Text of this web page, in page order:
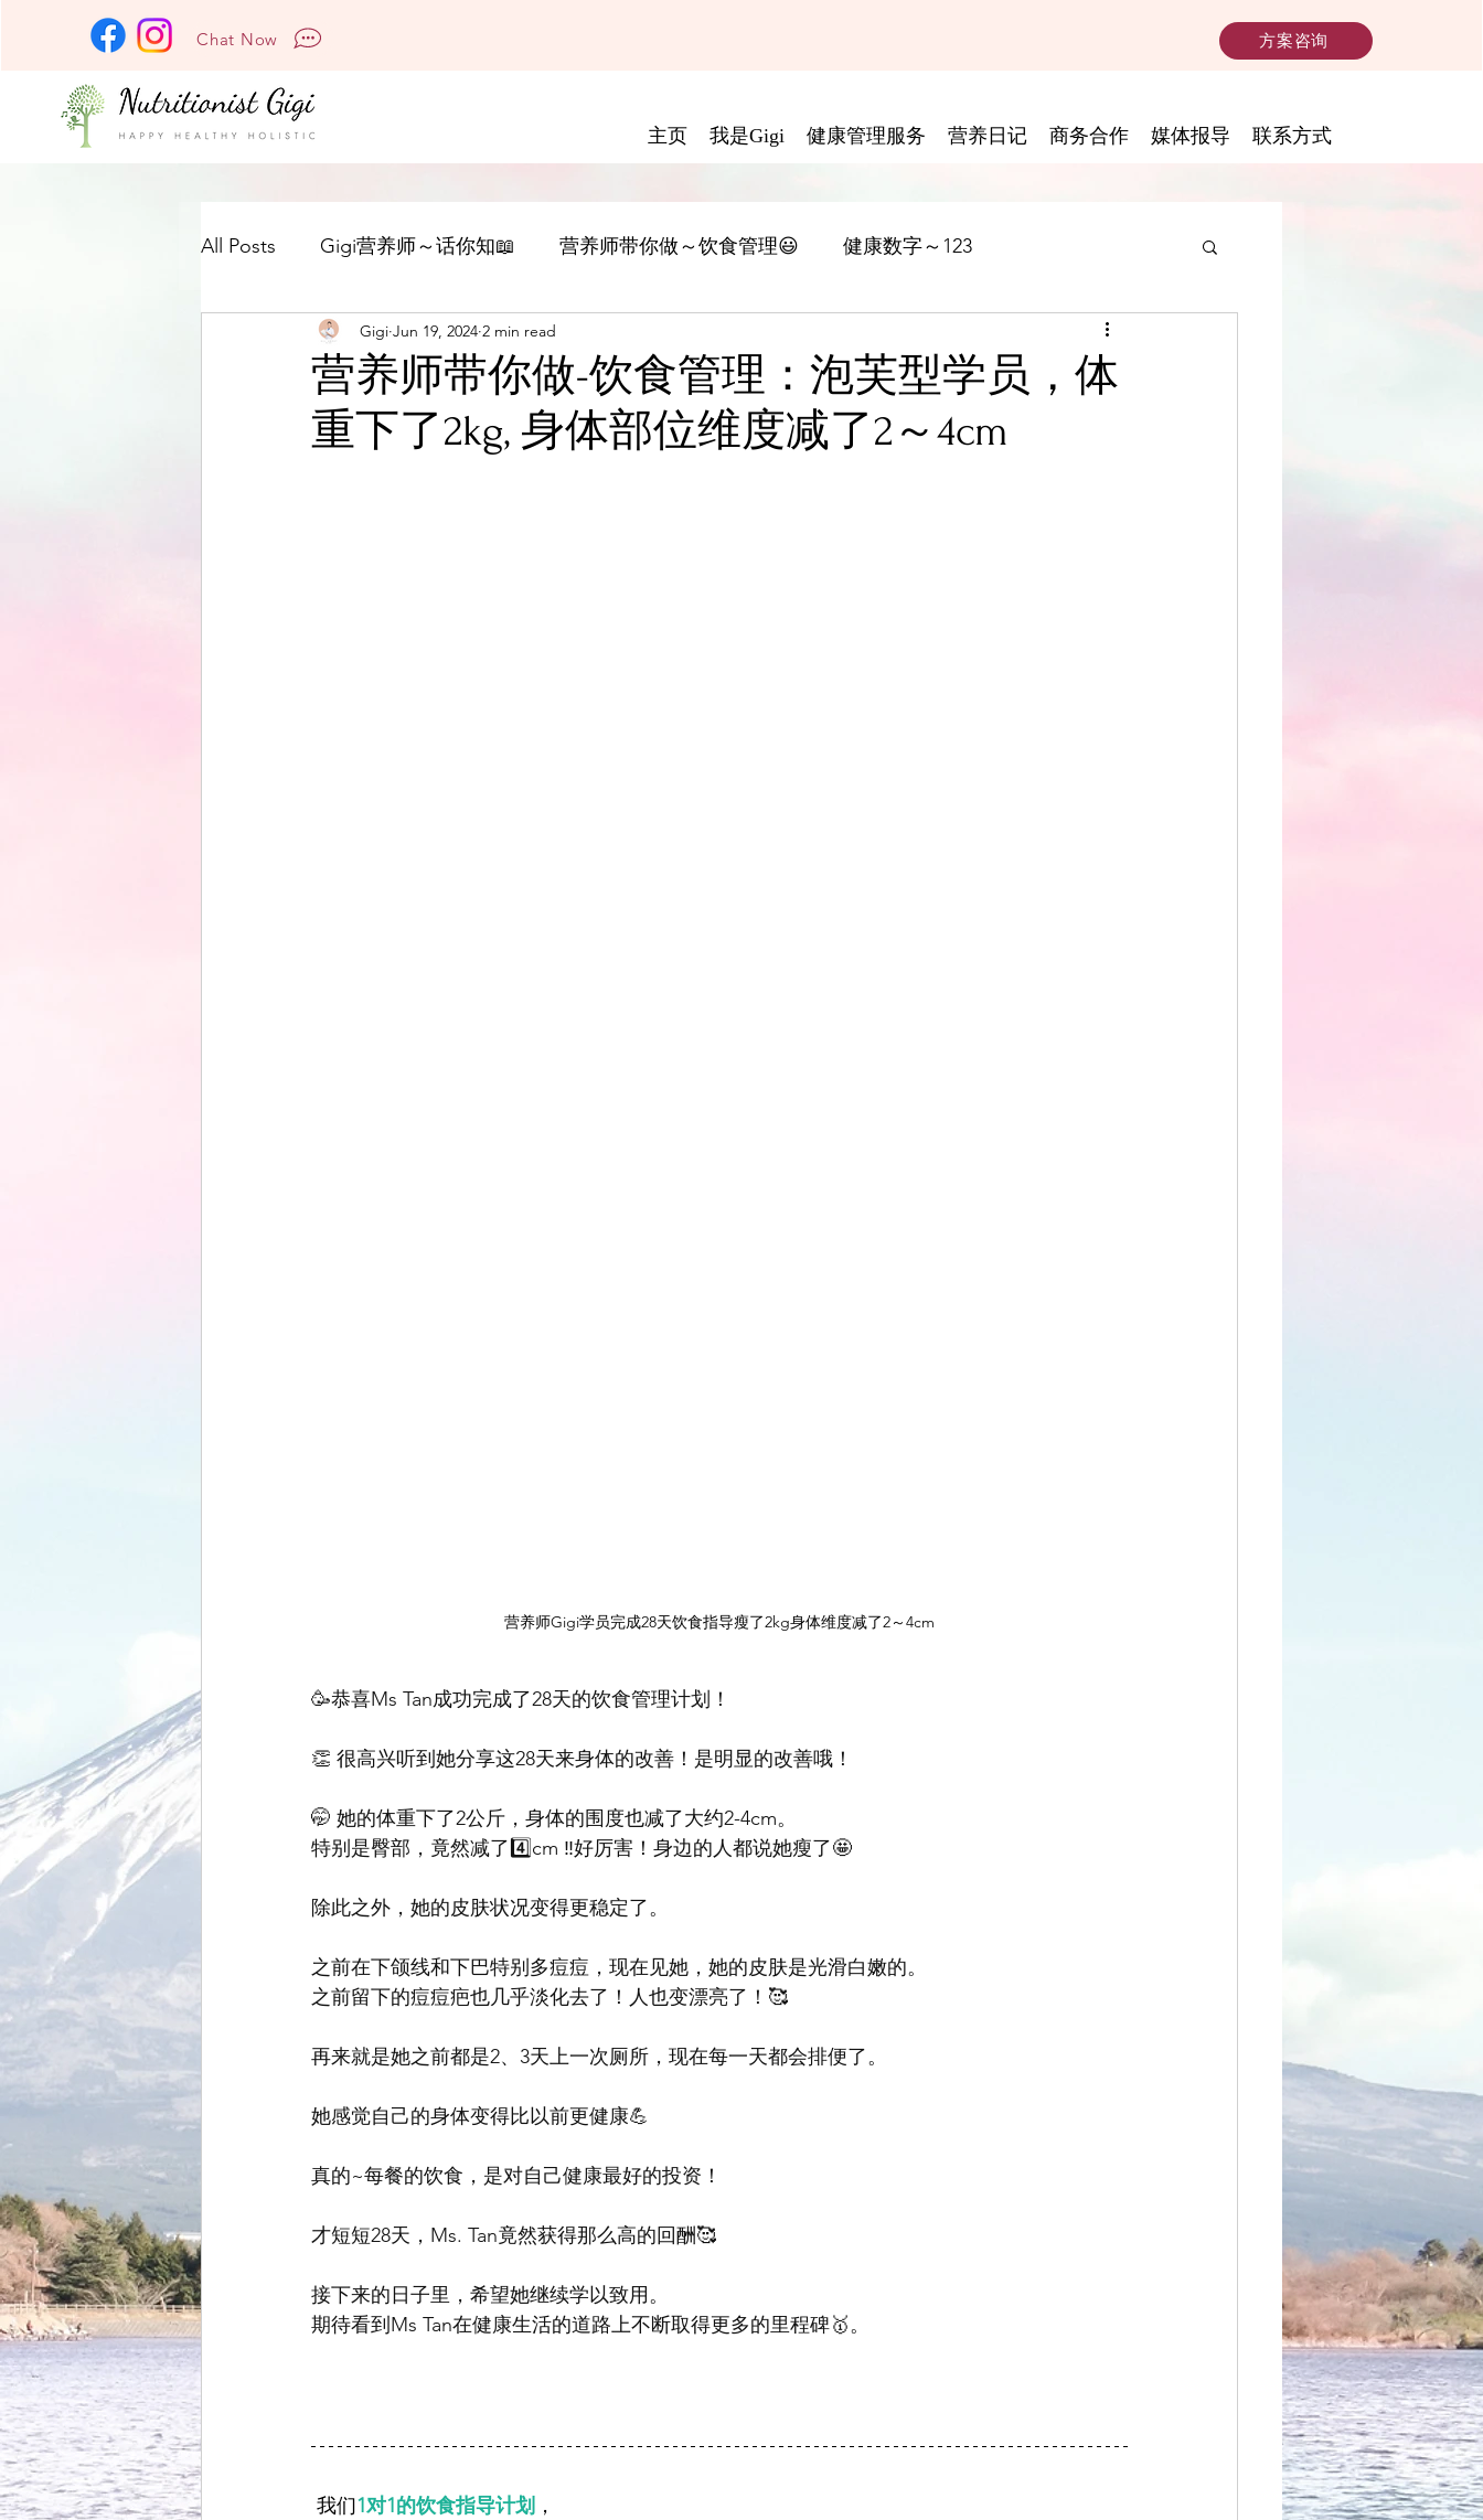
Chat Now 方案咨询
主页 我是Gigi 健康管理服务 营养日记 商务合作 媒体报导 联系方式
All Posts Gigi营养师～话你知📖 营养师带你做～饮食管理😃 健康数字～123
营养师带你做-饮食管理：泡芙型学员，体
重下了2kg, 身体部位维度减了2～4cm
Gigi Jun 19, 2024 2 min read
营养师Gigi学员完成28天饮食指导瘦了2kg身体维度减了2～4cm
🥳恭喜Ms Tan成功完成了28天的饮食管理计划！
👏 很高兴听到她分享这28天来身体的改善！是明显的改善哦！
🤭 她的体重下了2公斤，身体的围度也减了大约2-4cm。
特别是臀部，竟然减了4️⃣cm ‼️好厉害！身边的人都说她瘦了🤩
除此之外，她的皮肤状况变得更稳定了。
之前在下颌线和下巴特别多痘痘，现在见她，她的皮肤是光滑白嫩的。
之前留下的痘痘疤也几乎淡化去了！人也变漂亮了！🥰
再来就是她之前都是2、3天上一次厕所，现在每一天都会排便了。
她感觉自己的身体变得比以前更健康💪
真的~每餐的饮食，是对自己健康最好的投资！
才短短28天，Ms. Tan竟然获得那么高的回酬🥰
接下来的日子里，希望她继续学以致用。
期待看到Ms Tan在健康生活的道路上不断取得更多的里程碑🥇。
我们1对1的饮食指导计划 ，